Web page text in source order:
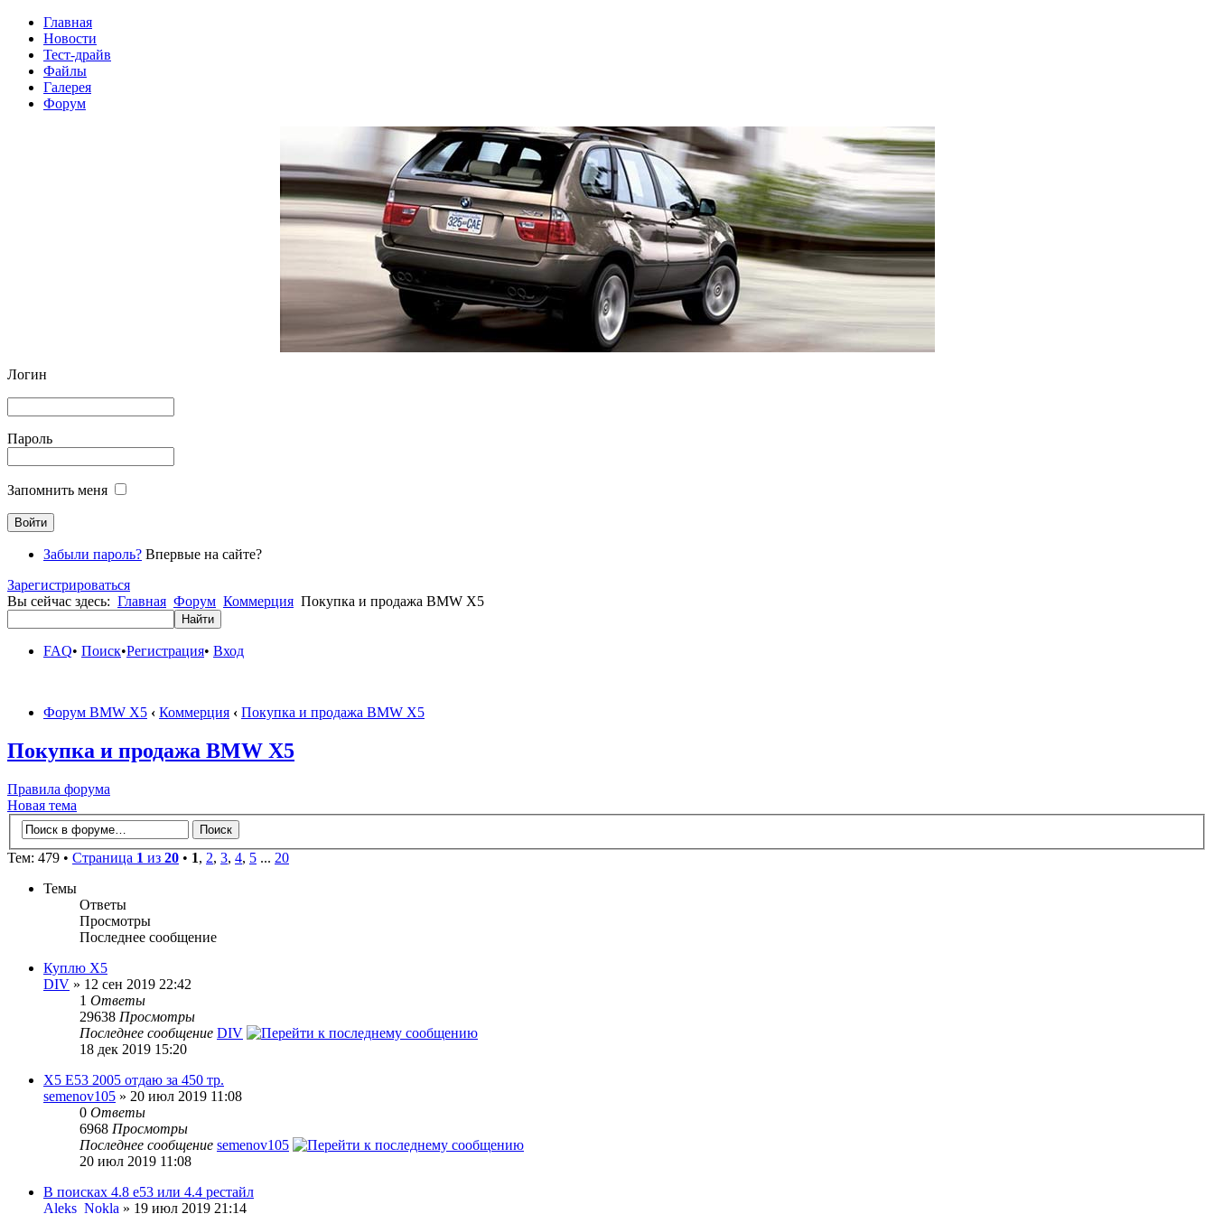
Главная
Новости
Тест-драйв
Файлы
Галерея
Форум
Логин
Пароль
Запомнить меня
Забыли пароль? Впервые на сайте?
Зарегистрироваться
Вы сейчас здесь: Главная Форум Коммерция Покупка и продажа BMW X5
FAQ• Поиск•Регистрация• Вход
Форум BMW X5 ‹ Коммерция ‹ Покупка и продажа BMW X5
Покупка и продажа BMW X5
Правила форума
Новая тема
Тем: 479 • Страница 1 из 20 • 1, 2, 3, 4, 5 ... 20
Темы
Ответы
Просмотры
Последнее сообщение
Куплю Х5
DIV » 12 сен 2019 22:42
1 Ответы
29638 Просмотры
Последнее сообщение DIV
18 дек 2019 15:20
X5 E53 2005 отдаю за 450 тр.
semenov105 » 20 июл 2019 11:08
0 Ответы
6968 Просмотры
Последнее сообщение semenov105
20 июл 2019 11:08
В поисках 4.8 е53 или 4.4 рестайл
Aleks_Nokla » 19 июл 2019 21:14